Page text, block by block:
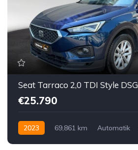
Seat Tarraco 2,0 TDI Style DSG
€25.790
2023 69,861 km Automatik